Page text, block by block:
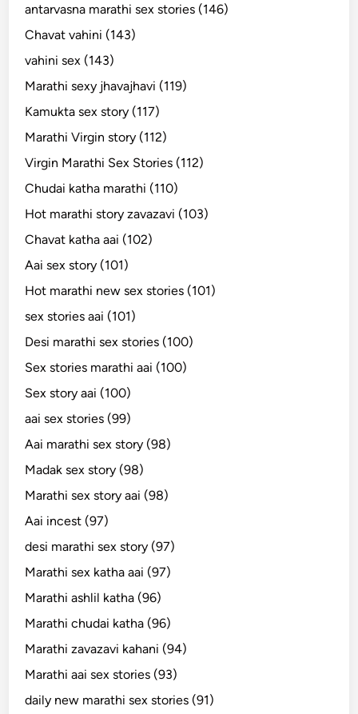
antarvasna marathi sex stories (146)
Chavat vahini (143)
vahini sex (143)
Marathi sexy jhavajhavi (119)
Kamukta sex story (117)
Marathi Virgin story (112)
Virgin Marathi Sex Stories (112)
Chudai katha marathi (110)
Hot marathi story zavazavi (103)
Chavat katha aai (102)
Aai sex story (101)
Hot marathi new sex stories (101)
sex stories aai (101)
Desi marathi sex stories (100)
Sex stories marathi aai (100)
Sex story aai (100)
aai sex stories (99)
Aai marathi sex story (98)
Madak sex story (98)
Marathi sex story aai (98)
Aai incest (97)
desi marathi sex story (97)
Marathi sex katha aai (97)
Marathi ashlil katha (96)
Marathi chudai katha (96)
Marathi zavazavi kahani (94)
Marathi aai sex stories (93)
daily new marathi sex stories (91)